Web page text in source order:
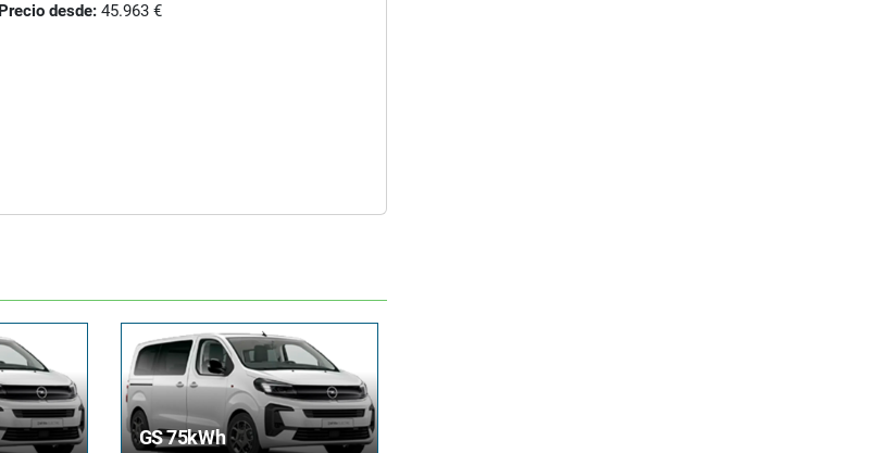
Precio desde: 45.963 €
GS 75kWh